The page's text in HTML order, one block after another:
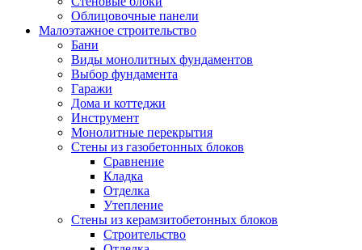
Облицовочные панели
Малоэтажное строительство
Бани
Виды монолитных фундаментов
Выбор фундамента
Гаражи
Дома и коттеджи
Инструмент
Монолитные перекрытия
Стены из газобетонных блоков
Сравнение
Кладка
Отделка
Утепление
Стены из керамзитобетонных блоков
Строительство